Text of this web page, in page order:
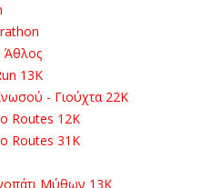
13K
- Γιούχτα 22Κ
Routes 12K
Routes 31K
Μύθων 13Κ